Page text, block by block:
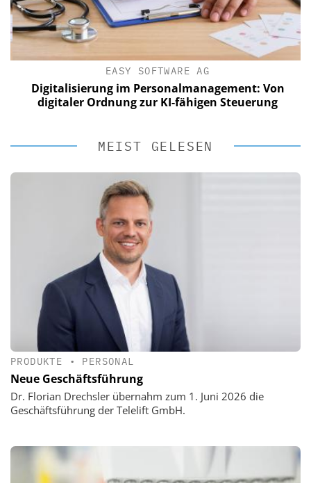
EASY SOFTWARE AG
Digitalisierung im Personalmanagement: Von
digitaler Ordnung zur KI-fähigen Steuerung
MEIST GELESEN
PRODUKTE • PERSONAL
Neue Geschäftsführung
Dr. Florian Drechsler übernahm zum 1. Juni 2026 die
Geschäftsführung der Telelift GmbH.